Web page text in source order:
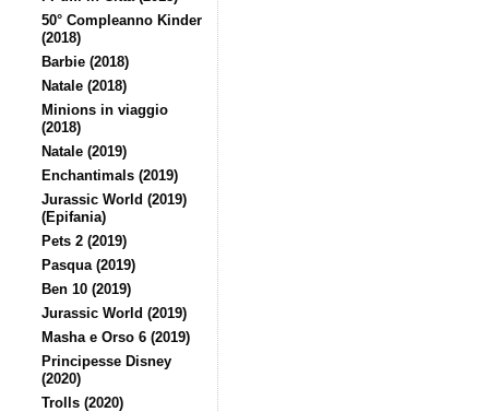
50° Compleanno Kinder
(2018)
Barbie (2018)
Natale (2018)
Minions in viaggio
(2018)
Natale (2019)
Enchantimals (2019)
Jurassic World (2019)
(Epifania)
Pets 2 (2019)
Pasqua (2019)
Ben 10 (2019)
Jurassic World (2019)
Masha e Orso 6 (2019)
Principesse Disney
(2020)
Trolls (2020)